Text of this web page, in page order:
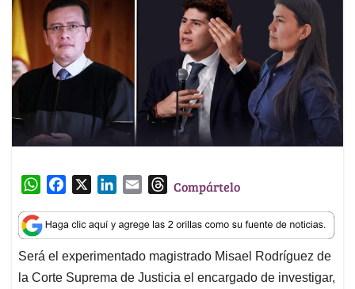
W
a
t
s
A
c
e
b
o
n
k
e
d
a
i
l
T
r
e
a
d
Compártelo
Será el experimentado magistrado Misael Rodríguez de
la Corte Suprema de Justicia el encargado de investigar,